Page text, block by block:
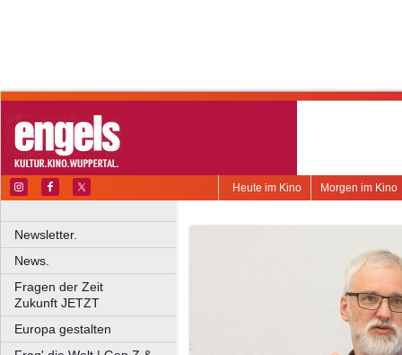
Morgen im Kino
Heute im Kino
Newsletter.
News.
Fragen der Zeit
Zukunft JETZT
Europa gestalten